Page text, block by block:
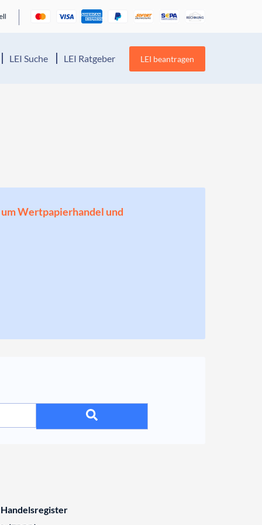
LEI Suche LEI Ratgeber LEI beantragen
Wertpapierhandel und